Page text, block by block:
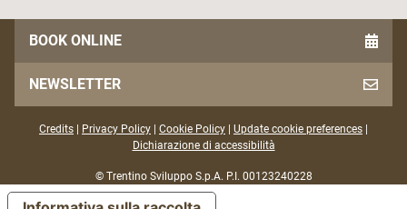
BOOK ONLINE
NEWSLETTER
Credits Privacy Policy Cookie Policy Update cookie preferences
Dichiarazione di accessibilità
© Trentino Sviluppo S.p.A. P.I. 00123240228